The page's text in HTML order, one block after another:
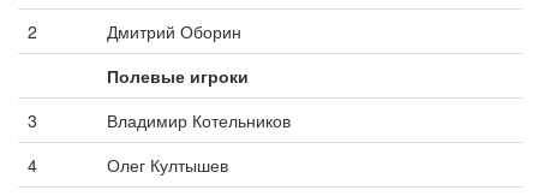
2
Дмитрий Оборин
Полевые игроки
3
Владимир Котельников
4
Олег Култышев